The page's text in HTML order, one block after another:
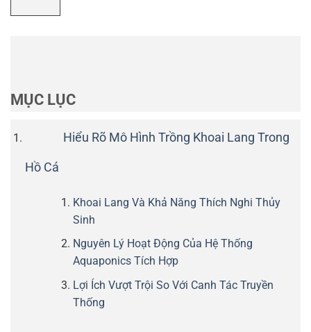
MỤC LỤC
Hiểu Rõ Mô Hình Trồng Khoai Lang Trong
Hồ Cá
Khoai Lang Và Khả Năng Thích Nghi Thủy
Sinh
Nguyên Lý Hoạt Động Của Hệ Thống
Aquaponics Tích Hợp
Lợi Ích Vượt Trội So Với Canh Tác Truyền
Thống